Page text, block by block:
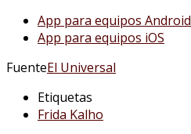
App para equipos Android
App para equipos iOS
FuenteEl Universal
Etiquetas
Frida Kalho